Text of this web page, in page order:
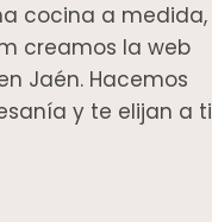
cocina a medida,
creamos la web
Jaén. Hacemos
y te elijan a ti